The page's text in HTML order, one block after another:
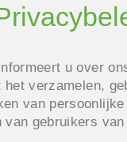
u over
het verzamelen,
van
van gebruikers